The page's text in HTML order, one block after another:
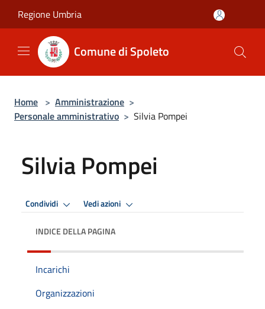
Regione Umbria
Comune di Spoleto
Home > Amministrazione >
Personale amministrativo > Silvia Pompei
Silvia Pompei
Condividi Vedi azioni
INDICE DELLA PAGINA
Incarichi
Organizzazioni